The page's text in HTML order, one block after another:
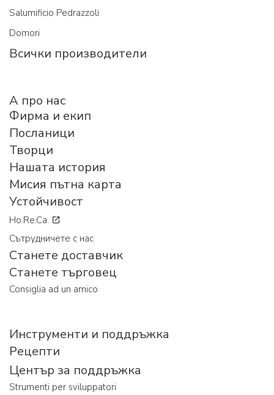
Salumificio Pedrazzoli
Domori
Всички производители
A про нас
Фирма и екип
Посланици
Творци
Нашата история
Мисия пътна карта
Устойчивост
Ho.Re.Ca.
Сътрудничете с нас
Станете доставчик
Станете търговец
Consiglia ad un amico
Инструменти и поддръжка
Рецепти
Център за поддръжка
Strumenti per sviluppatori